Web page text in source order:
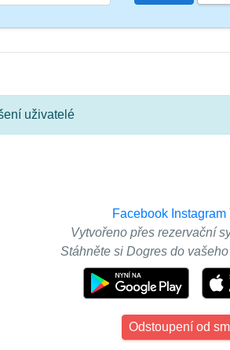
uživatelé
Facebook Instagram
Vytvořeno přes rezervační
Stáhněte si Dogres do
Odstoupení od